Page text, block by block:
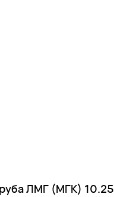
ЛМГ (МГК) 10.25